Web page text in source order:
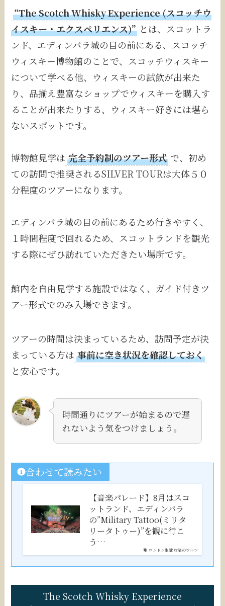
“The Scotch Whisky Experience (スコッチウ
イスキー・エクスペリエンス)” とは、スコットラ
ンド、エディンバラ城の目の前にある、スコッチ
ウィスキー博物館のことで、スコッチウィスキー
について学べる他、ウィスキーの試飲が出来た
り、品揃え豊富なショップでウィスキーを購入す
ることが出来たりする、ウィスキー好きには堪ら
ないスポットです。
博物館見学は 完全予約制のツアー形式 で、初め
ての訪問で推奨されるSILVER TOURは大体５０
分程度のツアーになります。
エディンバラ城の目の前にあるため行きやすく、
１時間程度で回れるため、スコットランドを観光
する際にぜひ訪れていただきたい場所です。
館内を自由見学する施設ではなく、ガイド付きツ
アー形式でのみ入場できます。
ツアーの時間は決まっているため、訪問予定が決
まっている方は 事前に空き状況を確認しておく
と安心です。
時間通りにツアーが始まるので遅
れないよう気をつけましょう。
合わせて読みたい
ロンドン生活 攻略のワルツ
【音楽パレード】8月はスコ
ットランド、エディンバラ
の”Military Tattoo(ミリタ
リータトゥー)”を観に行こ
う…
The Scotch Whisky Experience